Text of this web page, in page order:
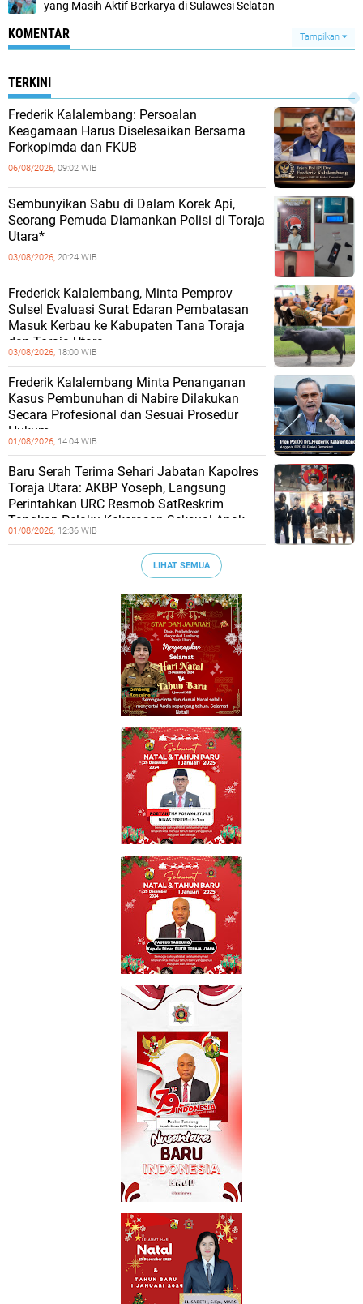
yang Masih Aktif Berkarya di Sulawesi Selatan
KOMENTAR Tampilkan
TERKINI
Frederik Kalalembang: Persoalan
Keagamaan Harus Diselesaikan Bersama
Forkopimda dan FKUB
06/08/2026, 09:02 WIB
Sembunyikan Sabu di Dalam Korek Api,
Seorang Pemuda Diamankan Polisi di Toraja
Utara*
03/08/2026, 20:24 WIB
Frederick Kalalembang, Minta Pemprov
Sulsel Evaluasi Surat Edaran Pembatasan
Masuk Kerbau ke Kabupaten Tana Toraja
dan Toraja Utara
03/08/2026, 18:00 WIB
Frederik Kalalembang Minta Penanganan
Kasus Pembunuhan di Nabire Dilakukan
Secara Profesional dan Sesuai Prosedur
Hukum
01/08/2026, 14:04 WIB
Baru Serah Terima Sehari Jabatan Kapolres
Toraja Utara: AKBP Yoseph, Langsung
Perintahkan URC Resmob SatReskrim
Tangkap Pelaku Kekerasan Seksual Anak
01/08/2026, 12:36 WIB
LIHAT SEMUA